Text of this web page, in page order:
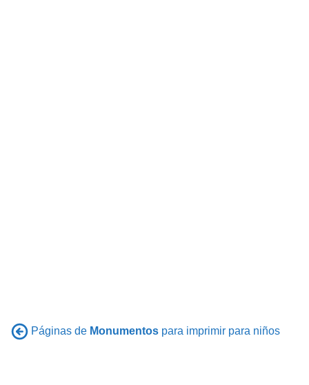
Páginas de Monumentos para imprimir para niños